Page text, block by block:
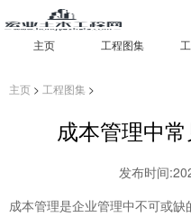
主页 工程图集
主页 > 工程图集 >
成本管理中
发布时间
成本管理是企业管理中不可或